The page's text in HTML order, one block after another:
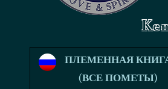
ПЛЕМЕННАЯ
(ВСЕ ПОМЕТЫ)